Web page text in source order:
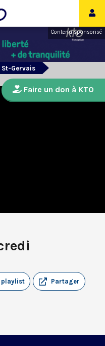
Contenu sponsorisé
St-Gervais
Partager
playlist
Faire un don à KTO